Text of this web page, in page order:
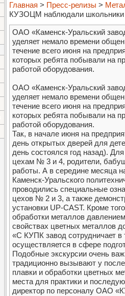
Главная > Пресс-релизы >
КУЗОЦМ наблюдали школьники
ОАО «Каменск-Уральский
уделяет немало времени
течение всего июня на
которых ребята побывали на
работой оборудования.
ОАО «Каменск-Уральский
уделяет немало времени
течение всего июня на
которых ребята побывали на
работой оборудования.
Так, в начале июня на
день открытых дверей для
день состоялся год назад).
цехам № 3 и 4, родители,
работы. А в середине месяца
Каменск-Уральского
проводились специальные
цехов № 2 и 3, а также
установки UP-CAST. Кроме
обработки металлов
свойствах цветных металлов
«С КУПК завод сотрудничает в
осуществляется в сфере
Подобные экскурсии очень
традиционно вызывают у
плавки и обработки цветных
места для практики и
директор по персоналу ОАО